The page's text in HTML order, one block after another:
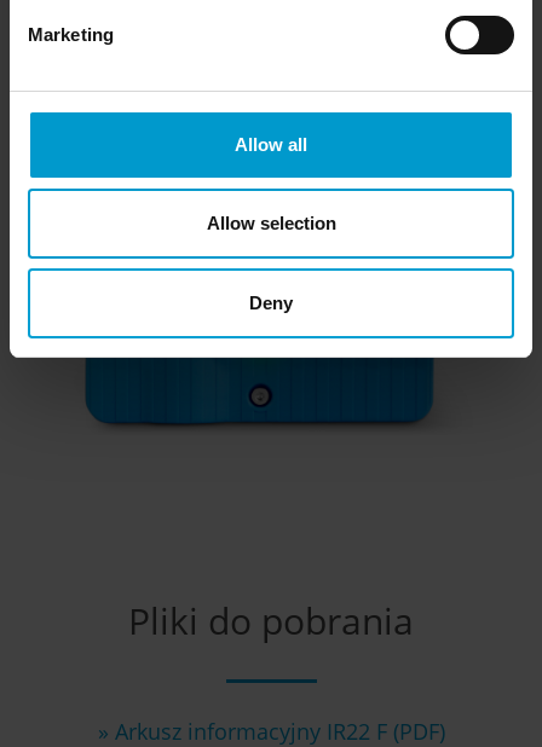
Marketing
Allow all
Allow selection
Deny
Pliki do pobrania
» Arkusz informacyjny IR22 F (PDF)